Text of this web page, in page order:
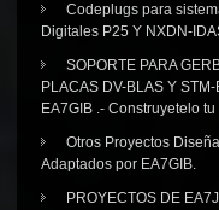
Codeplugs para
Digitales P25 Y NXDN-
SOPORTE PARA
PLACAS DV-BLAS Y
EA7GIB .- Construyetelo
Otros Proyectos
Adaptados por EA7GIB.
PROYECTOS DE